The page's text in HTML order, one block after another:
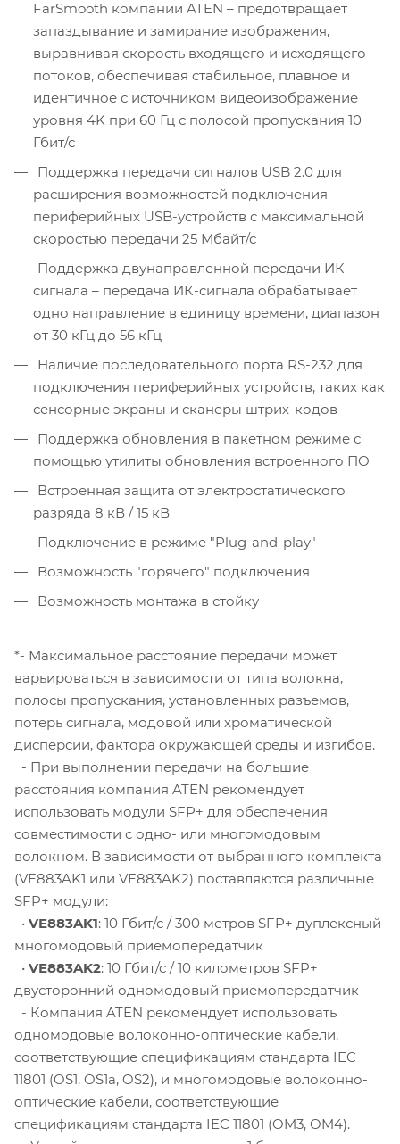
FarSmooth компании ATEN – предотвращает
запаздывание и замирание изображения,
выравнивая скорость входящего и исходящего
потоков, обеспечивая стабильное, плавное и
идентичное с источником видеоизображение
уровня 4K при 60 Гц с полосой пропускания 10
Гбит/с
Поддержка передачи сигналов USB 2.0 для
расширения возможностей подключения
периферийных USB-устройств с максимальной
скоростью передачи 25 Мбайт/с
Поддержка двунаправленной передачи ИК-
сигнала – передача ИК-сигнала обрабатывает
одно направление в единицу времени, диапазон
от 30 кГц до 56 кГц
Наличие последовательного порта RS-232 для
подключения периферийных устройств, таких как
сенсорные экраны и сканеры штрих-кодов
Поддержка обновления в пакетном режиме с
помощью утилиты обновления встроенного ПО
Встроенная защита от электростатического
разряда 8 кВ / 15 кВ
Подключение в режиме "Plug-and-play"
Возможность "горячего" подключения
Возможность монтажа в стойку
*- Максимальное расстояние передачи может
варьироваться в зависимости от типа волокна,
полосы пропускания, установленных разъемов,
потерь сигнала, модовой или хроматической
дисперсии, фактора окружающей среды и изгибов.
- При выполнении передачи на большие
расстояния компания ATEN рекомендует
использовать модули SFP+ для обеспечения
совместимости с одно- или многомодовым
волокном. В зависимости от выбранного комплекта
(VE883AK1 или VE883AK2) поставляются различные
SFP+ модули:
• VE883AK1: 10 Гбит/с / 300 метров SFP+ дуплексный
многомодовый приемопередатчик
• VE883AK2: 10 Гбит/с / 10 километров SFP+
двусторонний одномодовый приемопередатчик
- Компания ATEN рекомендует использовать
одномодовые волоконно-оптические кабели,
соответствующие спецификациям стандарта IEC
11801 (OS1, OS1a, OS2), и многомодовые волоконно-
оптические кабели, соответствующие
спецификациям стандарта IEC 11801 (OM3, OM4).